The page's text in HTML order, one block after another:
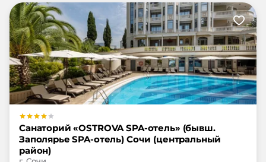
Санаторий «OSTROVA SPA-отель» (бывш.
Заполярье SPA-отель) Сочи (центральный
район)